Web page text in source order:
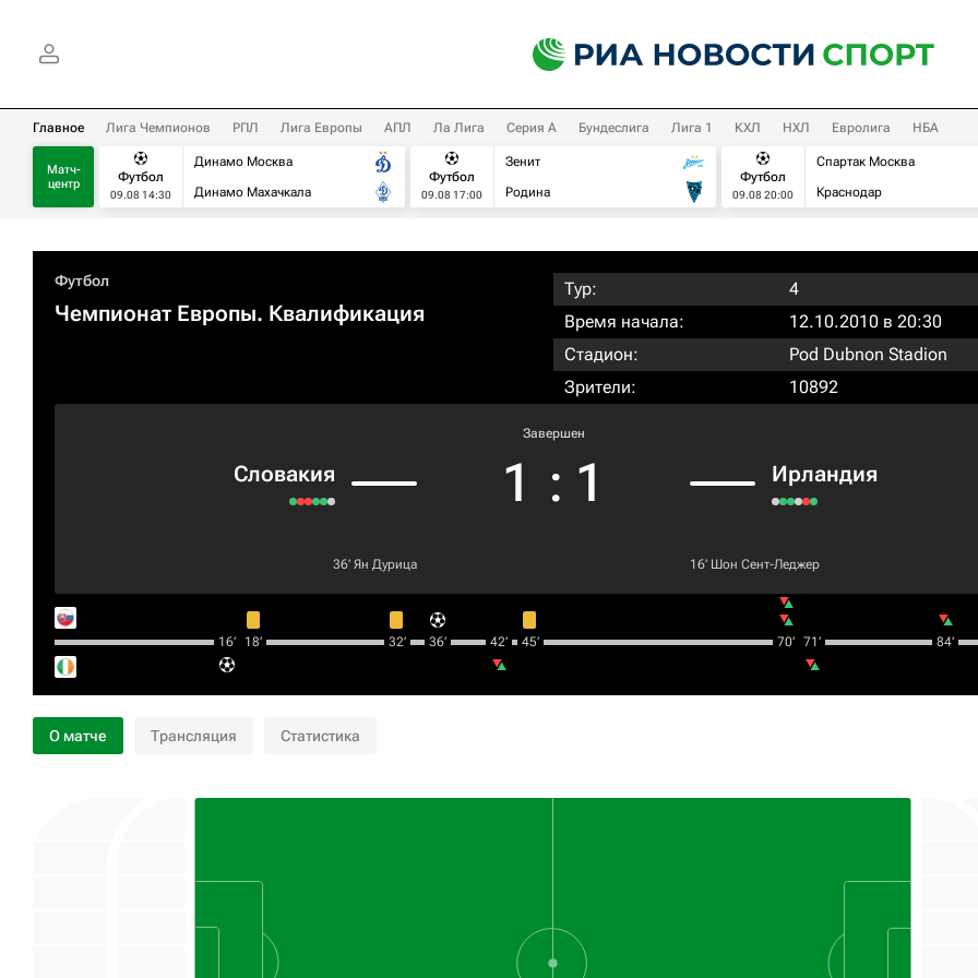
Главное Лига Чемпионов РПЛ Лига Европы АПЛ Ла Лига Серия А Бундеслига Лига 1 КХЛ НХЛ Евролига НБА
Матч-
центр
Футбол
09.08 14:30
Динамо Москва
Динамо Махачкала
Футбол
09.08 17:00
Зенит
Родина
Футбол
09.08 20:00
Спартак Москва
Краснодар
Футбол
Чемпионат Европы. Квалификация​
Тур:
4
Время начала:
12.10.2010 в 20:30
Стадион:
Pod Dubnon Stadion
Зрители:
10892
Словакия
Завершен
1 : 1 Ирландия
36‎’‎ Ян Дурица 16‎’‎ Шон Сент-Леджер
16‎’‎ 18‎’‎ 32‎’‎ 36‎’‎ 42‎’‎ 45‎’‎ 70‎’‎ 71‎’‎ 84‎’‎
О матче Трансляция Статистика